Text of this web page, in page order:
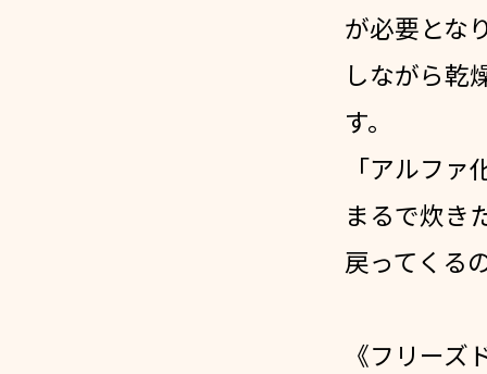
が必要とな
しながら乾
す。
「アルフ
まるで炊き
戻ってくる
《フリー